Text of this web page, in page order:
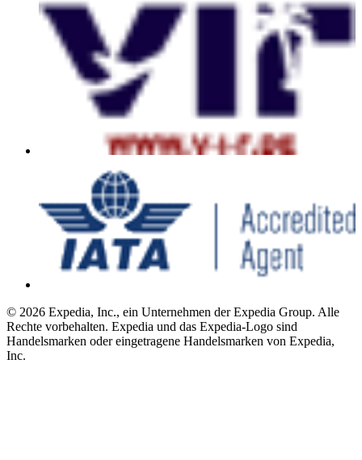
© 2026 Expedia, Inc., ein Unternehmen der Expedia Group. Alle
Rechte vorbehalten. Expedia und das Expedia-Logo sind
Handelsmarken oder eingetragene Handelsmarken von Expedia,
Inc.